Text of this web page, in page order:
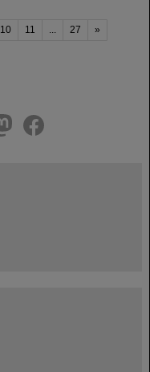
10 11 27 »